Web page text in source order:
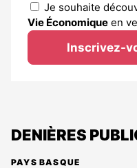
Je souhaite
Vie Économique en
Inscrivez-
DENIÈRES
PAYS BASQUE